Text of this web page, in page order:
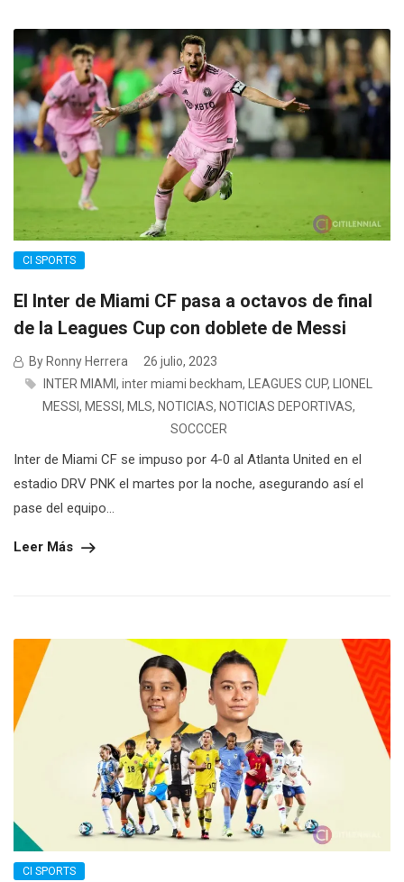
CI SPORTS
El Inter de Miami CF pasa a octavos de final
de la Leagues Cup con doblete de Messi
By Ronny Herrera
26 julio, 2023
INTER MIAMI , inter miami beckham, LEAGUES CUP, LIONEL
MESSI , MESSI , MLS, NOTICIAS, NOTICIAS DEPORTIVAS,
SOCCCER
Inter de Miami CF se impuso por 4-0 al Atlanta United en el
estadio DRV PNK el martes por la noche, asegurando así el
pase del equipo...
Leer Más
CI SPORTS